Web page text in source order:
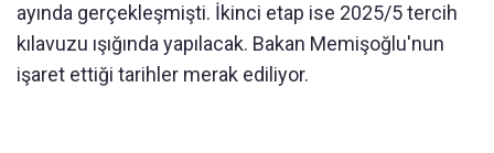
ayında gerçekleşmişti. İkinci etap ise 2025/5 tercih
kılavuzu ışığında yapılacak. Bakan Memişoğlu'nun
işaret ettiği tarihler merak ediliyor.